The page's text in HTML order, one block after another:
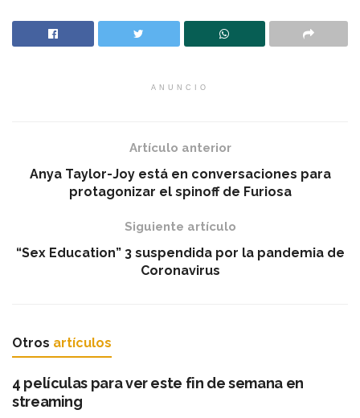
ANUNCIO
Artículo anterior
Anya Taylor-Joy está en conversaciones para
protagonizar el spinoff de Furiosa
Siguiente artículo
“Sex Education” 3 suspendida por la pandemia de
Coronavirus
Otros artículos
4 películas para ver este fin de semana en
streaming